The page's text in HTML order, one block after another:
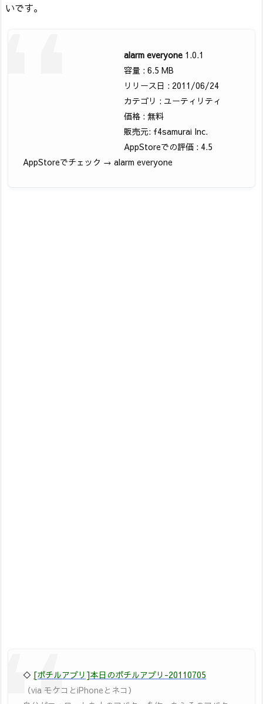
いです。
alarm everyone 1.0.1
容量 : 6.5 MB
リリース日 : 2011/06/24
カテゴリ : ユーティリティ
価格 : 無料
販売元: f4samurai Inc.
AppStoreでの評価 : 4.5
AppStoreでチェック → alarm everyone
◇ [ポチルアプリ]本日のポチルアプリ-20110705
（via モケコとiPhoneとネコ）